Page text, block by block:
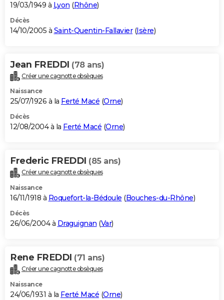
19/03/1949 à Lyon (Rhône)
Décès
14/10/2005 à Saint-Quentin-Fallavier(Isère)
Jean FREDDI (78 ans)
Créer une cagnotte obsèques
Naissance
25/07/1926 à la Ferté Macé (Orne)
Décès
12/08/2004 à la Ferté Macé (Orne)
Frederic FREDDI (85 ans)
Créer une cagnotte obsèques
Naissance
16/11/1918 à Roquefort-la-Bédoule (Bouches-du-Rhône)
Décès
26/06/2004 à Draguignan (Var)
Rene FREDDI (71 ans)
Créer une cagnotte obsèques
Naissance
24/06/1931 à la Ferté Macé (Orne)